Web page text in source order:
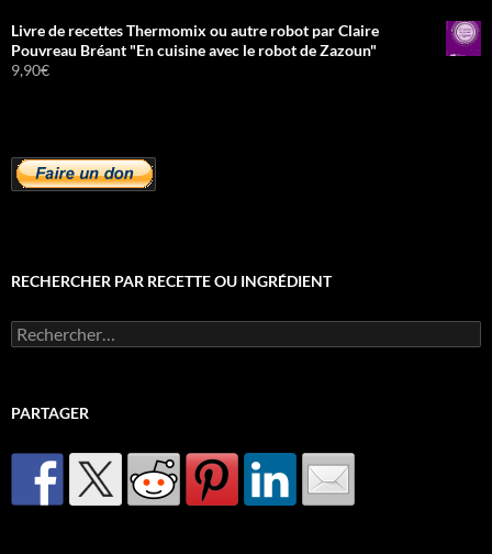
Livre de recettes Thermomix ou autre robot par Claire
Pouvreau Bréant "En cuisine avec le robot de Zazoun"
9,90€
RECHERCHER PAR RECETTE OU INGRÉDIENT
Rechercher :
PARTAGER